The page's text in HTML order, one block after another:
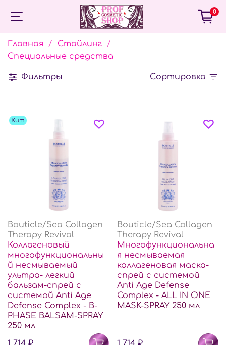
0
Главная
Стайлинг
Специальные средства
Фильтры Сортировка
Хит
Bouticle/Sea Collagen
Therapy Revival
Коллагеновый
многофункциональны
й несмываемый
ультра- легкий
бальзам-спрей c
системой Anti Age
Defense Complex - B-
PHASE BALSAM-SPRAY
250 мл
Bouticle/Sea Collagen
Therapy Revival
Многофункциональна
я несмываемая
коллагеновая маска-
спрей c системой
Anti Age Defense
Complex - ALL IN ONE
MASK-SPRAY 250 мл